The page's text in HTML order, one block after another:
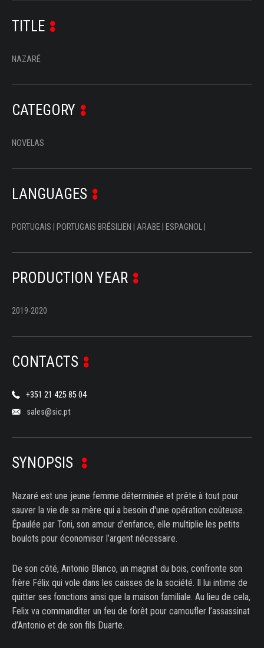
TITLE
NAZARÉ
CATEGORY
NOVELAS
LANGUAGES
PORTUGAIS | PORTUGAIS BRÉSILIEN | ARABE | ESPAGNOL |
PRODUCTION YEAR
2019-2020
CONTACTS
+351 21 425 85 04
sales@sic.pt
SYNOPSIS
Nazaré est une jeune femme déterminée et prête à tout pour
sauver la vie de sa mère qui a besoin d'une opération coûteuse.
Épaulée par Toni, son amour d’enfance, elle multiplie les petits
boulots pour économiser l’argent nécessaire.
De son côté, Antonio Blanco, un magnat du bois, confronte son
frère Félix qui vole dans les caisses de la société. Il lui intime de
quitter ses fonctions ainsi que la maison familiale. Au lieu de cela,
Felix va commanditer un feu de forêt pour camoufler l’assassinat
d’Antonio et de son fils Duarte.
ENTERTAINMENT
KIDS & TEENS